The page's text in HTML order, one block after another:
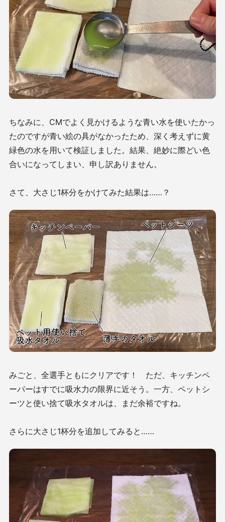
ちなみに、CMでよく見かけるような青い水を使いたかっ
たのですが青い絵の具がなかったため、深く考えずに黄
緑色の水を用いて検証しました。結果、絶妙に際どい色
合いになってしまい、申し訳ありません。
さて、大さじ1杯分をかけてみた結果は……？
みごと、全選手ともにクリアです！ ただ、キッチンペ
ーパーはすでに吸水力の限界に近そう。一方、ペットシ
ーツと使い捨て吸水タオルは、まだ余裕ですね。
さらに大さじ1杯分を追加してみると……